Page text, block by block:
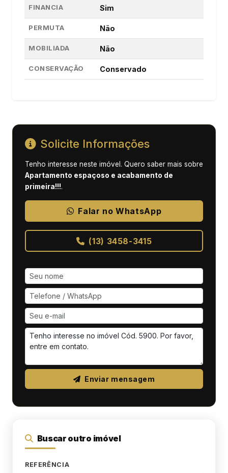
FINANCIA Sim
PERMUTA Não
MOBILIADA Não
CONSERVAÇÃO Conservado
Solicite Informações
Tenho interesse neste imóvel. Quero saber mais sobre
Apartamento espaçoso e acabamento de
primeira!!!.
Falar no WhatsApp
(13) 3458-3415
Enviar mensagem
Buscar outro imóvel
REFERÊNCIA